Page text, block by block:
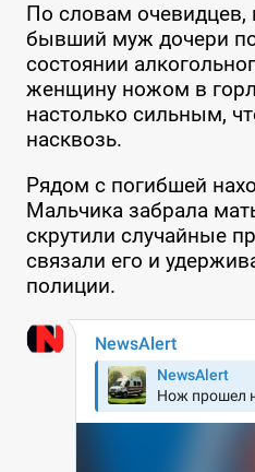
По словам очевидцев,
бывший муж дочери
состоянии
женщину ножом в
настолько сильным,
насквозь.
Рядом с погибшей
Мальчика забрала
скрутили случайные
связали его и
полиции.